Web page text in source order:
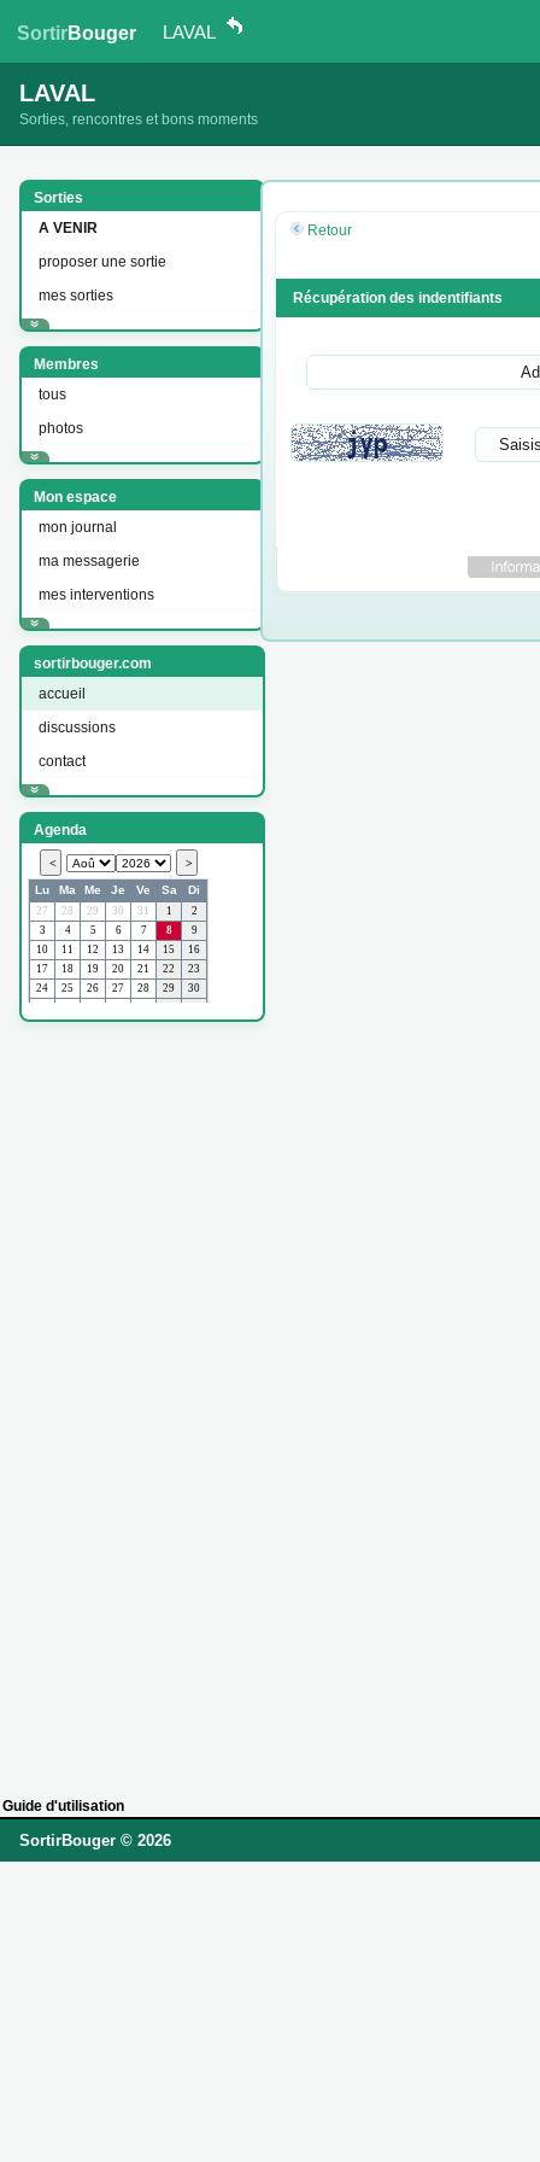
SortirBouger LAVAL
LAVAL
Sorties, rencontres et bons moments
Sorties
A VENIR
proposer une sortie
mes sorties
Membres
tous
photos
Mon espace
mon journal
ma messagerie
mes interventions
sortirbouger.com
accueil
discussions
contact
Agenda
Retour
Récupération des indentifiants
Guide d'utilisation
SortirBouger © 2026